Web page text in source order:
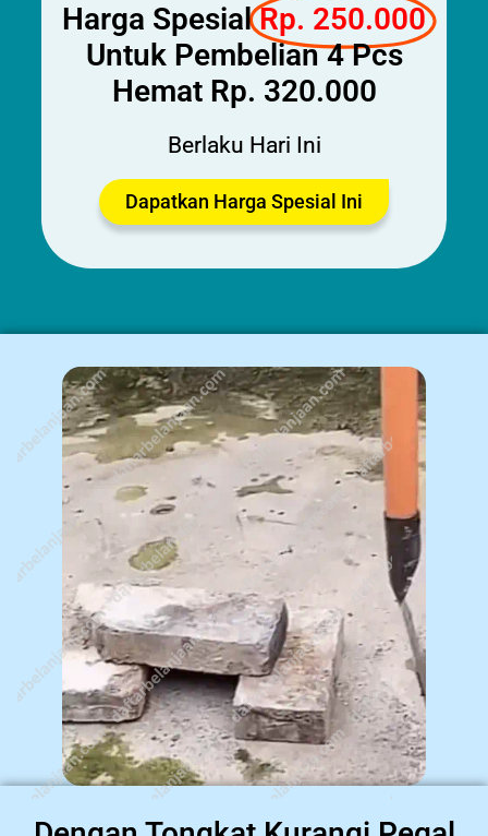
Harga Spesial Rp. 250.000
Untuk Pembelian 4 Pcs
Hemat Rp. 320.000
Berlaku Hari Ini
Dapatkan Harga Spesial Ini